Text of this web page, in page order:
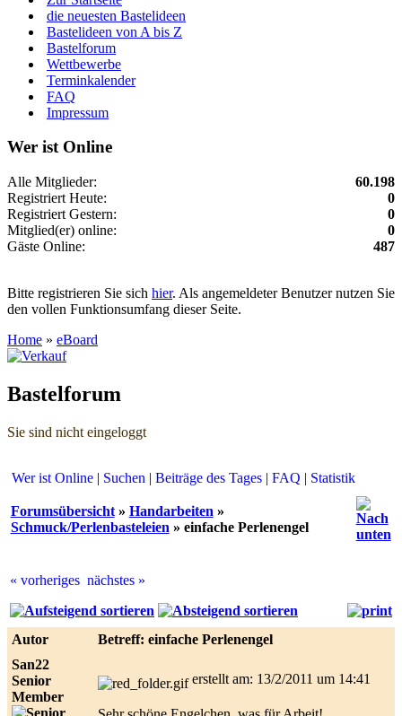
die neuesten Bastelideen
Bastelideen von A bis Z
Bastelforum
Wettbewerbe
Terminkalender
FAQ
Impressum
Wer ist Online
Alle Mitglieder:
60.198
Registriert Heute:
0
Registriert Gestern:
0
Mitglied(er) online:
0
Gäste Online:
487
Bitte registrieren Sie sich hier. Als angemeldeter Benutzer nutzen Sie
den vollen Funktionsumfang dieser Seite.
Home » eBoard
Bastelforum
Sie sind nicht eingeloggt
Wer ist Online | Suchen | Beiträge des Tages | FAQ | Statistik
Forumsübersicht» Handarbeiten »
Schmuck/Perlenbasteleien » einfache Perlenengel
online
live
casino
reviews.
« vorheriges nächstes »
Autor
Betreff: einfache Perlenengel
San22
Senior
Member
erstellt am: 13/2/2011 um 14:41